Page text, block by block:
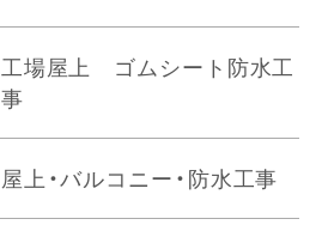
工場屋上 ゴムシート防水工
事
屋上・バルコニー・防水工事